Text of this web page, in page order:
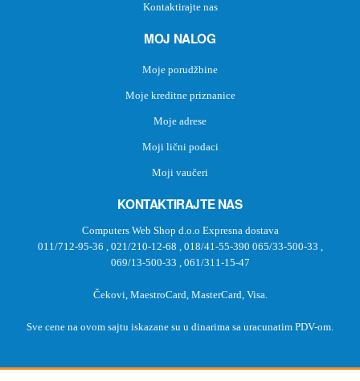
Kontaktirajte nas
MOJ NALOG
Moje porudžbine
Moje kreditne priznanice
Moje adrese
Moji lični podaci
Moji vaučeri
KONTAKTIRAJTE NAS
Computers Web Shop d.o.o Expresna dostava
011/712-95-36 , 021/210-12-68 , 018/41-55-390 065/33-500-33 ,
069/13-500-33 , 061/311-15-47
Čekovi, MaestroCard, MasterCard, Visa.
Sve cene na ovom sajtu iskazane su u dinarima sa uracunatim PDV-om.